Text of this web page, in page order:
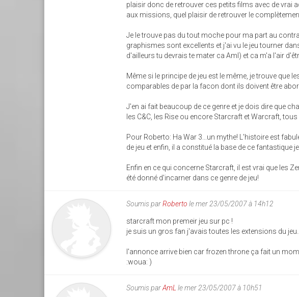
plaisir donc de retrouver ces petits films avec de vrai
aux missions, quel plaisir de retrouver le
Je le trouve pas du tout moche pour ma part au
graphismes sont excellents et j'ai vu le jeu tourner
d'ailleurs tu devrais te mater ca Aml) et ca m'a l'air
Même si le principe de jeu est le même, je trouve que
comparables de par la facon dont ils doivent être
J'en ai fait beaucoup de ce genre et je dois dire que
les C&C, les Rise ou encore Starcraft et Warcraft, tous
Pour Roberto: Ha War 3...un mythe! L'histoire est
de jeu et enfin, il a constitué la base de ce fantastique
Enfin en ce qui concerne Starcraft, il est vrai que les
été donné d'incarner dans ce genre de jeu!
Soumis parRoberto le mer 23/05/2007 à 14h12
starcraft mon premeir jeu sur pc !
je suis un gros fan j'avais toutes les extensions du
l'annonce arrive bien car frozen throne ça fait un
:woua: )
Soumis parAmLle mer 23/05/2007 à 10h51